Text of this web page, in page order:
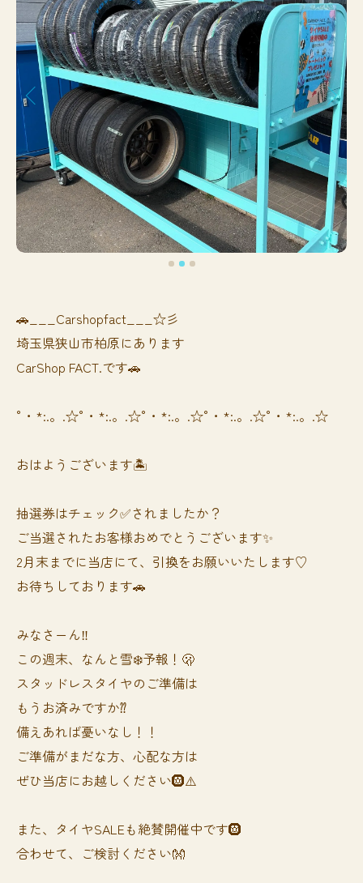
🚗___Carshopfact___☆彡
埼玉県狭山市柏原にあります
CarShop FACT.です🚗
°・*:.。.☆°・*:.。.☆°・*:.。.☆°・*:.。.☆°・*:.。.☆
おはようございます🏝️
抽選券はチェック✅されましたか？
ご当選されたお客様おめでとうございます✨
2月末までに当店にて、引換をお願いいたします♡
お待ちしております🚗
みなさーん‼️
この週末、なんと雪❄️予報！🫢
スタッドレスタイヤのご準備は
もうお済みですか⁇
備えあれば憂いなし！！
ご準備がまだな方、心配な方は
ぜひ当店にお越しください🛞⚠️
また、タイヤSALEも絶賛開催中です🛞
合わせて、ご検討ください👐